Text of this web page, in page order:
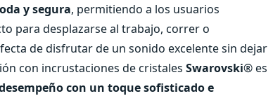
y segura, permitiendo a los usuarios
para desplazarse al trabajo, correr o
de disfrutar de un sonido excelente sin dejar
con incrustaciones de cristales Swarovski® es
con un toque sofisticado e